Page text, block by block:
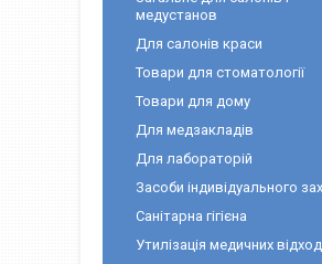
медустанов
Для салонів краси
Товари для стоматології
Товари для дому
Для медзакладів
Для лабораторій
Засоби індивідуального
Санітарна гігієна
Утилізація медичних